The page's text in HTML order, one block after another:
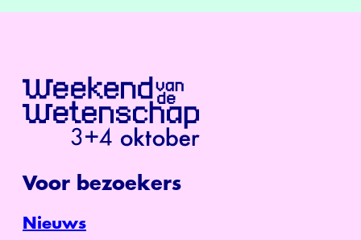
Voor bezoekers
Nieuws